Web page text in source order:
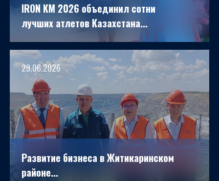
IRON KM 2026 объединил сотни
лучших атлетов Казахстана...
29.06.2026
Развитие бизнеса в Житикаринском
районе...